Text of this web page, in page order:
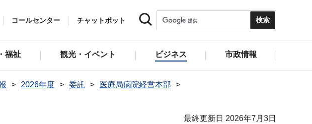
コールセンター チャットボット
福祉 観光・イベント ビジネス 市政情報
2026年度 委託
医療局病院経営本部
最終更新日 2026年7月3日